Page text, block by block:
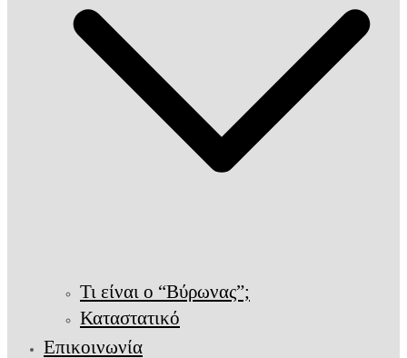
Τι είναι ο “Βύρωνας”;
Καταστατικό
Επικοινωνία